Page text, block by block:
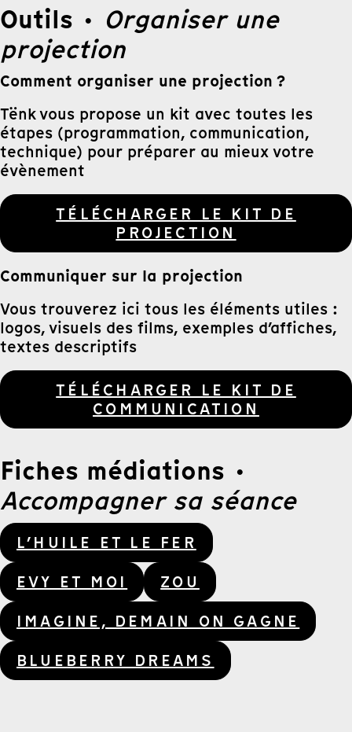
Outils · Organiser une
projection
Comment organiser une projection ?
Tënk vous propose un kit avec toutes les
étapes (programmation, communication,
technique) pour préparer au mieux votre
évènement
TÉLÉCHARGER LE KIT DE
PROJECTION
Communiquer sur la projection
Vous trouverez ici tous les éléments utiles :
logos, visuels des films, exemples d’affiches,
textes descriptifs
TÉLÉCHARGER LE KIT DE
COMMUNICATION
Fiches médiations ·
Accompagner sa séance
L’HUILE ET LE FER
EVY ET MOI
ZOU
IMAGINE, DEMAIN ON GAGNE
BLUEBERRY DREAMS